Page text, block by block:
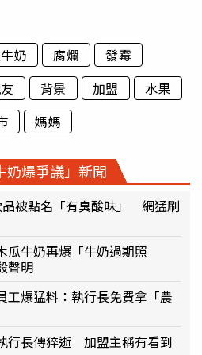
奶 腐爛
發霉
背景 加盟
水果
媽媽
奶爆爭議」新聞
被點名「有臭酸味」 網猛刷
牛奶再爆「牛奶過期照
聲明
工爆猛料：執行長免費拿「農
行長傳猝逝 加盟主稱有看到